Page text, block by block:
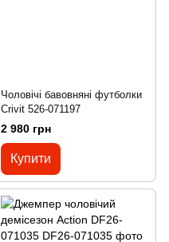
Чоловічі бавовняні футболки
Crivit 526-071197
2 980 грн
Купити